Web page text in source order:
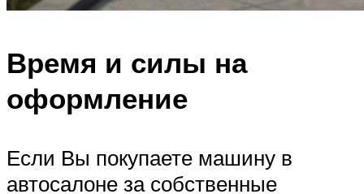
Время и силы на
оформление
Если Вы покупаете машину в
автосалоне за собственные